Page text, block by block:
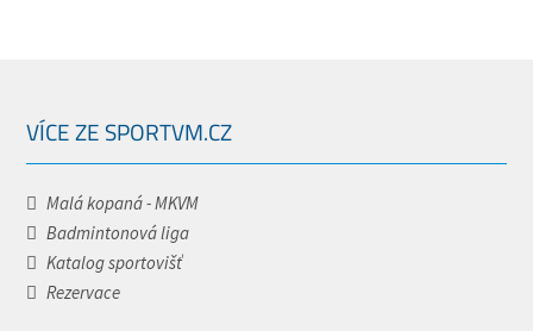
VÍCE ZE SPORTVM.CZ
Malá kopaná - MKVM
Badmintonová liga
Katalog sportovišť
Rezervace